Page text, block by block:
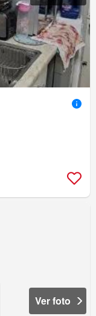
Ver foto